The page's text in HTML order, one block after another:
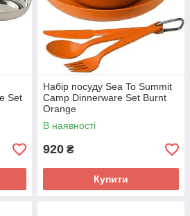
Set
Набір посуду Sea To Summit
Camp Dinnerware Set Burnt
Orange
В наявності
920 ₴
Купити